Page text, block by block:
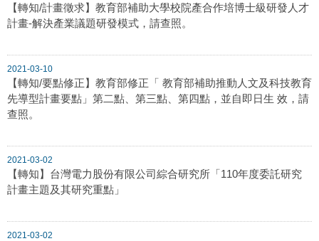
【轉知/計畫徵求】教育部補助大學校院產合作培博士級研發人才
計畫-解決產業議題研發模式，請查照。
2021-03-10
【轉知/要點修正】教育部修正「 教育部補助推動人文及科技教育
先導型計畫要點」第二點、第三點、第四點，並自即日生 效，請
查照。
2021-03-02
【轉知】台灣電力股份有限公司綜合研究所「110年度委託研究
計畫主題及其研究重點」
2021-03-02